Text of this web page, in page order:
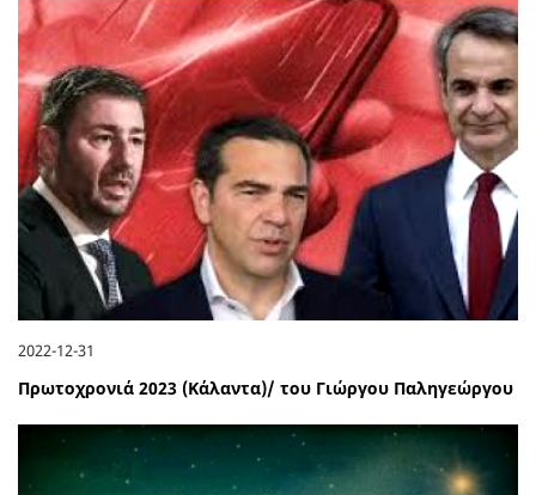
2022-12-31
Πρωτοχρονιά 2023 (Κάλαντα)/ του Γιώργου Παληγεώργου